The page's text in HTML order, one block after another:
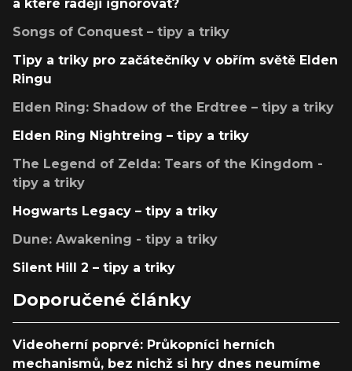
a které raději ignorovat?
Songs of Conquest – tipy a triky
Tipy a triky pro začátečníky v obřím světě Elden
Ringu
Elden Ring: Shadow of the Erdtree – tipy a triky
Elden Ring Nightreing – tipy a triky
The Legend of Zelda: Tears of the Kingdom -
tipy a triky
Hogwarts Legacy – tipy a triky
Dune: Awakening - tipy a triky
Silent Hill 2 – tipy a triky
Doporučené články
Videoherní poprvé: Průkopníci herních
mechanismů, bez nichž si hry dnes neumíme